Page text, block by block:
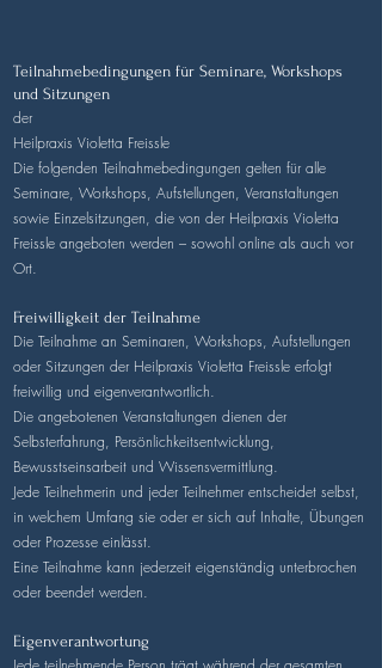
Teilnahmebedingungen für Seminare, Workshops
und Sitzungen
der
Heilpraxis Violetta Freissle
Die folgenden Teilnahmebedingungen gelten für alle
Seminare, Workshops, Aufstellungen, Veranstaltungen
sowie Einzelsitzungen, die von der Heilpraxis Violetta
Freissle angeboten werden – sowohl online als auch vor
Ort.
Freiwilligkeit der Teilnahme
Die Teilnahme an Seminaren, Workshops, Aufstellungen
oder Sitzungen der Heilpraxis Violetta Freissle erfolgt
freiwillig und eigenverantwortlich.
Die angebotenen Veranstaltungen dienen der
Selbsterfahrung, Persönlichkeitsentwicklung,
Bewusstseinsarbeit und Wissensvermittlung.
Jede Teilnehmerin und jeder Teilnehmer entscheidet selbst,
in welchem Umfang sie oder er sich auf Inhalte, Übungen
oder Prozesse einlässt.
Eine Teilnahme kann jederzeit eigenständig unterbrochen
oder beendet werden.
Eigenverantwortung